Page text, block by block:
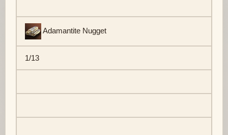
Adamantite Nugget
1/13